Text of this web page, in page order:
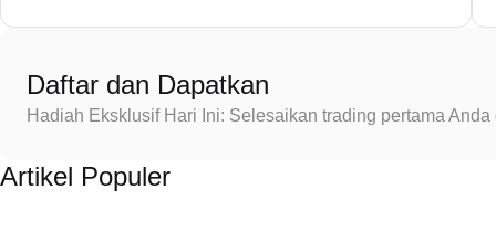
Daftar dan Dapatkan
Hadiah Eksklusif Hari Ini: Selesaikan trading pertama
Artikel Populer